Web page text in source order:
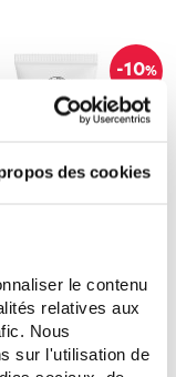
des cookies
le contenu
relatives aux
Nous
sur l'utilisation de
-10%
HYDRATANTE 24H
40 ML
€
38,69 €